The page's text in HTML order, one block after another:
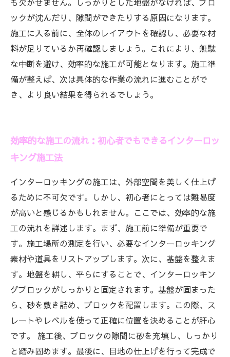
ックが沈んだり、隙間ができたりする原因になります。
施工に入る前に、全体のレイアウトを確認し、必要な材
料が足りているか再確認しましょう。これにより、無駄
な中断を避け、効率的な施工が可能となります。施工準
備が整えば、次は具体的な作業の流れに進むことがで
き、より良い結果を得られるでしょう。
効率的な施工の流れ：初心者でもできるインターロッ
キング施工法
インターロッキングの施工は、外部空間を美しく仕上げ
るために不可欠です。しかし、初心者にとっては難易度
が高いと感じるかもしれません。ここでは、効率的な施
工の流れを詳述します。まず、施工前に準備が重要で
す。施工場所の測定を行い、必要なインターロッキング
素材や道具をリストアップします。次に、基盤を整えま
す。地盤を耕し、平らにすることで、インターロッキン
グブロックがしっかりと固定されます。基盤が固まった
ら、砂を敷き詰め、ブロックを配置します。この際、ス
レートやレベルを使って正確に位置を決めることが肝心
です。 施工後、ブロックの隙間に砂を充填し、しっかり
と踏み固めます。最後に、目地の仕上げを行って完成で